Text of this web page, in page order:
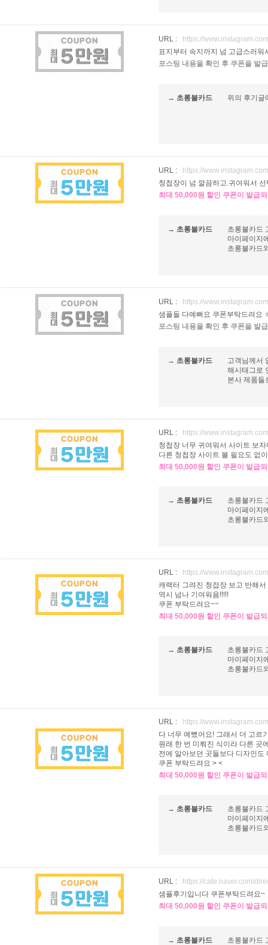
URL :
https://
표지부터 속지까지 넘 고급스러워
포스팅 내용을 확인 후 쿠폰을 발
→ 초롱불카드 위의 후기글
URL :
https://
청첩장이 넘 깔끔하고.귀여워서
최대 50,000원 할인 쿠폰이 발급
→ 초롱불카드
초롱불카드
마이페이지
초롱불카드
URL :
https://
샘플들 다예뻐요 쿠폰부탁드려요
포스팅 내용을 확인 후 쿠폰을 발
→ 초롱불카드
고객님께서
해시태그로
본사 제품들
URL :
https://
청첩장 너무 귀여워서 사이트 보
다른 청첩장 사이트 볼 필요도 없
최대 50,000원 할인 쿠폰이 발급
→ 초롱불카드
초롱불카드
마이페이지
초롱불카드
URL :
https://
캐랙터 그려진 청접장 보고 반해
역시 넘나 기여워욤!!!!!
쿠폰 부탁드려요~~
최대 50,000원 할인 쿠폰이 발급
→ 초롱불카드
초롱불카드
마이페이지
초롱불카드
URL :
https://
다 너무 예뻤어요! 그래서 더 고르
원래 한 번 미뤄진 식이라 다른 곳
전에 알아보던 곳들보다 디자인
쿠폰 부탁드려요 > <
최대 50,000원 할인 쿠폰이 발급
→ 초롱불카드
초롱불카드
마이페이지
초롱불카드
URL :
https://cafe.naver.com/
샘플후기입니다 쿠폰부탁드려요~
최대 50,000원 할인 쿠폰이 발급
→ 초롱불카드
초롱불카드